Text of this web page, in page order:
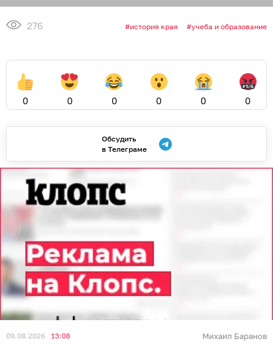
почему пожилые часто
просыпаются в 4–5 утра
Иллюстрация: архив «Клопс»
С возрастом человек может регулярно вставать уже
называют терминальной бессонницей. Об этом